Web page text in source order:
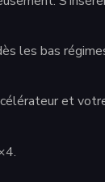
les bas
et